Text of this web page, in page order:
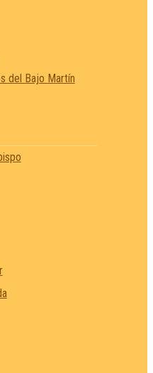
del Bajo Martín